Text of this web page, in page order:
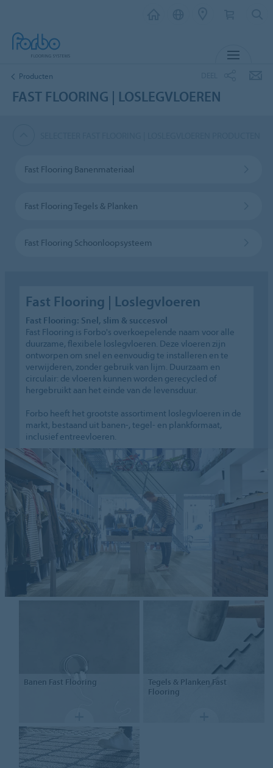
Producten
FAST FLOORING | LOSLEGVLOEREN
Fast Flooring Banenmateriaal
Fast Flooring Tegels & Planken
Fast Flooring Schoonloopsysteem
Fast Flooring | Loslegvloeren
Fast Flooring: Snel, slim & succesvol
Fast Flooring is Forbo's overkoepelende naam voor alle
duurzame, flexibele loslegvloeren. Deze vloeren zijn
ontworpen om snel en eenvoudig te installeren en te
verwijderen, zonder gebruik van lijm. Duurzaam en
circulair: de vloeren kunnen worden gerecycled of
hergebruikt aan het einde van de levensduur.
Forbo heeft het grootste assortiment loslegvloeren in de
markt, bestaand uit banen-, tegel- en plankformaat,
inclusief entreevloeren.
Banen Fast Flooring Tegels & Planken Fast
Flooring